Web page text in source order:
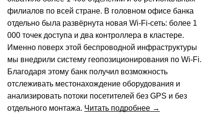
филиалов по всей стране. В головном офисе банка
отдельно была развёрнута новая Wi-Fi-сеть: более 1
000 точек доступа и два контроллера в кластере.
Именно поверх этой беспроводной инфраструктуры
мы внедрили систему геопозиционирования по Wi-Fi.
Благодаря этому банк получил возможность
отслеживать местонахождение оборудования и
анализировать потоки посетителей без GPS и без
отдельного монтажа. Читать подробнее →